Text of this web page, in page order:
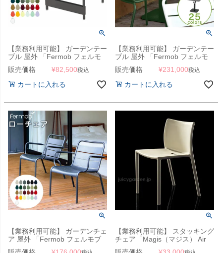
【業務利用可能】 ガーデンテー
ブル 屋外 「Fermob フェルモ
ブ ルクセンブールテーブル
42×44」
販売価格 ¥82,500税込
カートに入れる
【業務利用可能】 ガーデンテー
ブル 屋外 「Fermob フェルモ
ブ ルクセンブールテーブル
80×80」
販売価格 ¥231,000税込
カートに入れる
【業務利用可能】 ガーデンチェ
ア 屋外 「Fermob フェルモブ
ルクセンブールローアームチェ
【業務利用可能】 スタッキング
チェア「Magis（マジス） Air
Chair（エアチェア） SD74」